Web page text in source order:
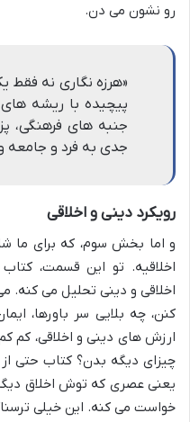
رو نشون می دن.
«هرزه نگاری نه فقط
پیچیده با ریشه
جنبه های فرهنگی،
جدی به فرد و جامعه
رویکرد دینی و اخلاقی
و اما بخش سوم، که برای ما
اخلاقیه. تو این قسمت،
اخلاقی و دینی تحلیل می کنه.
کنن، چه بلایی سر باورها،
ارزش های دینی و اخلاقی،
چیزای دیگه بدن؟ کتاب حتی
یعنی عصری که توش اخلاق
خواست می کنه. این خیلی